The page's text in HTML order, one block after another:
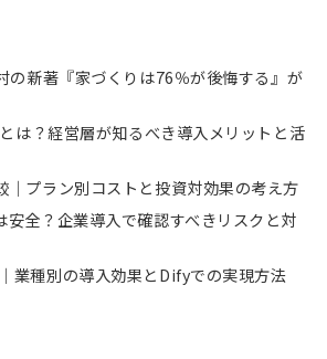
の新著『家づくりは76％が後悔する』が
は？経営層が知るべき導入メリットと活
｜プラン別コストと投資対効果の考え方
全？企業導入で確認すべきリスクと対
業種別の導入効果とDifyでの実現方法